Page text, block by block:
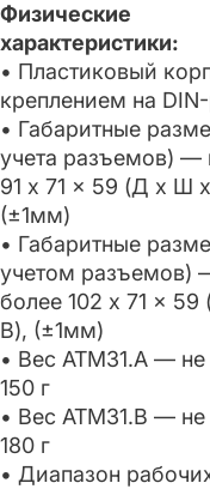
Физические
характеристики:
• Пластиковый
креплением на
• Габаритные
учета разъемов) —
91 x 71 x 59 (Д x Ш
(±1мм)
• Габаритные
учетом разъемов)
более 102 x 71 x
В), (±1мм)
• Вес ATM31.A —
150 г
• Вес ATM31.B —
180 г
• Диапазон